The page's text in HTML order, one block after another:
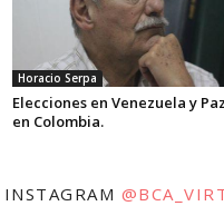
Horacio Serpa
Elecciones en Venezuela y Paz
en Colombia.